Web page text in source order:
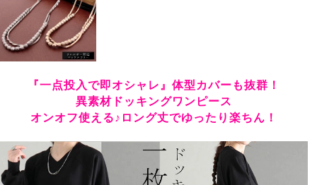
『一点投入で即オシャレ』体型カバーも抜群！
異素材ドッキングワンピース
オンオフ使える♪ロング丈でゆったり楽ちん！